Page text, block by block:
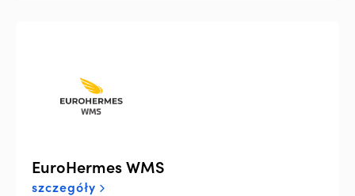
EuroHermes WMS
szczegóły